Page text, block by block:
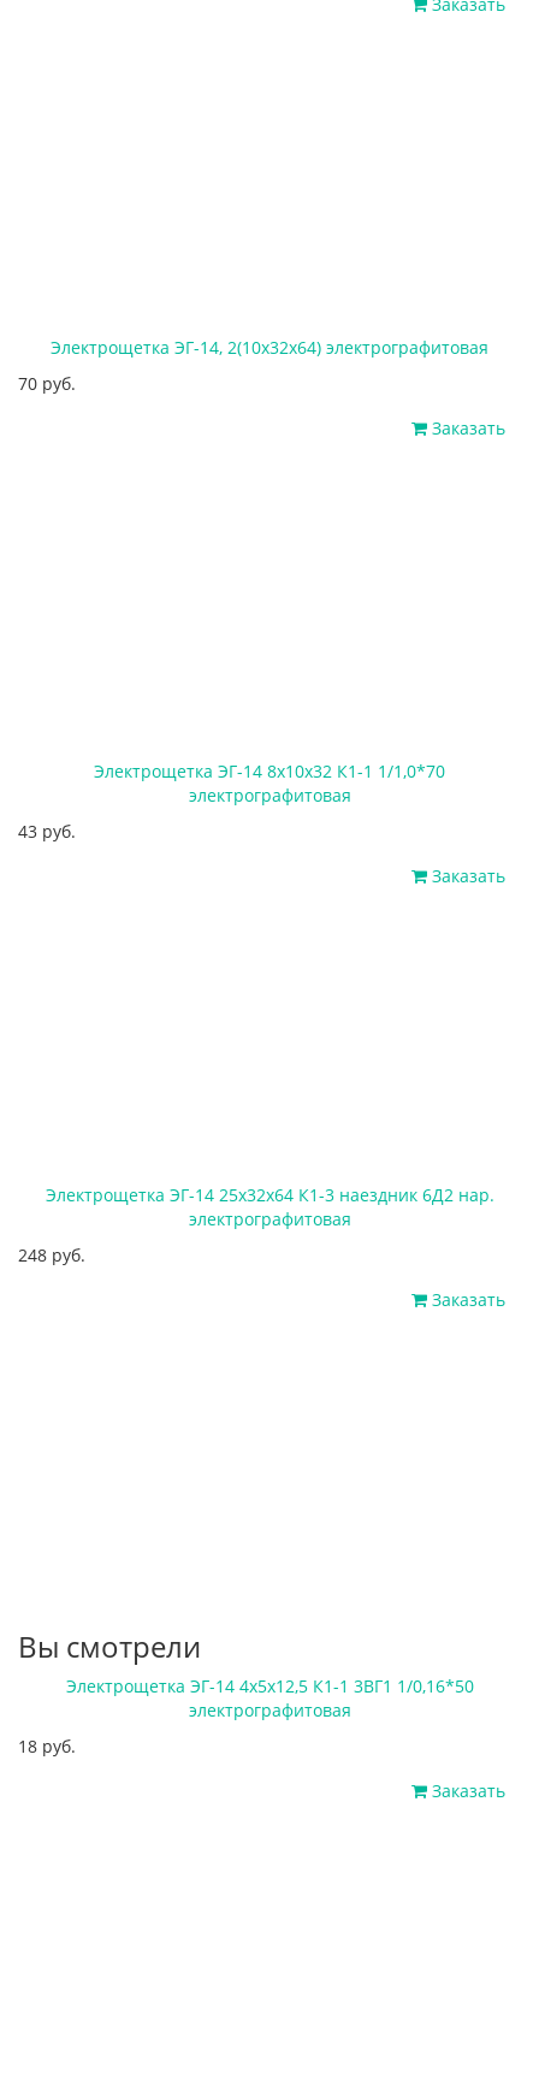
Электрощетка ЭГ-14, 2(10x32x64) электрографитовая
70 руб.
Заказать
Электрощетка ЭГ-14 8х10х32 К1-1 1/1,0*70
электрографитовая
43 руб.
Заказать
Электрощетка ЭГ-14 25х32х64 К1-3 наездник 6Д2 нар.
электрографитовая
248 руб.
Заказать
Вы смотрели
Электрощетка ЭГ-14 4х5х12,5 К1-1 3ВГ1 1/0,16*50
электрографитовая
18 руб.
Заказать